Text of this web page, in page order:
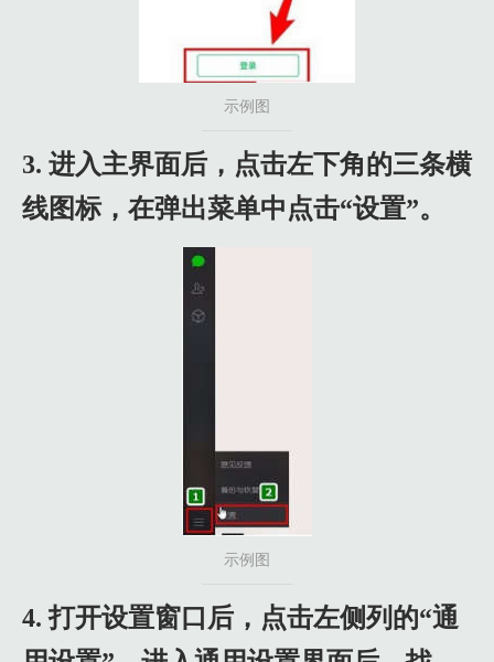
示例图
3. 进入主界面后，点击左下角的三条横
线图标，在弹出菜单中点击“设置”。
示例图
4. 打开设置窗口后，点击左侧列的“通